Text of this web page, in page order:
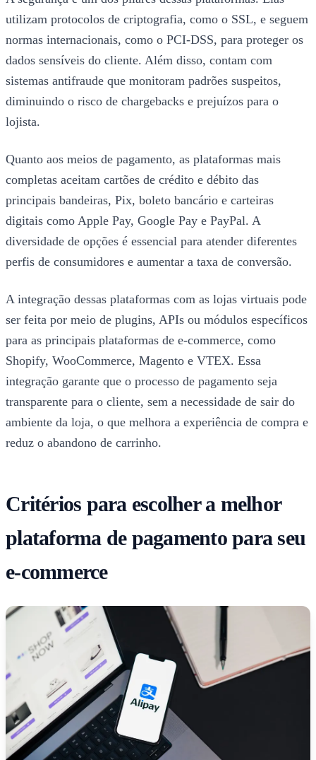
utilizam protocolos de criptografia, como o SSL, e seguem
normas internacionais, como o PCI-DSS, para proteger os
dados sensíveis do cliente. Além disso, contam com
sistemas antifraude que monitoram padrões suspeitos,
diminuindo o risco de chargebacks e prejuízos para o
lojista.
Quanto aos meios de pagamento, as plataformas mais
completas aceitam cartões de crédito e débito das
principais bandeiras, Pix, boleto bancário e carteiras
digitais como Apple Pay, Google Pay e PayPal. A
diversidade de opções é essencial para atender diferentes
perfis de consumidores e aumentar a taxa de conversão.
A integração dessas plataformas com as lojas virtuais pode
ser feita por meio de plugins, APIs ou módulos específicos
para as principais plataformas de e-commerce, como
Shopify, WooCommerce, Magento e VTEX. Essa
integração garante que o processo de pagamento seja
transparente para o cliente, sem a necessidade de sair do
ambiente da loja, o que melhora a experiência de compra e
reduz o abandono de carrinho.
Critérios para escolher a melhor
plataforma de pagamento para seu
e-commerce